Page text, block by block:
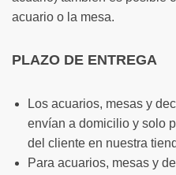
acuario o la mesa.
PLAZO DE ENTREGA
Los acuarios, mesas y
envían a domicilio y solo
del cliente en nuestra
Para acuarios, mesas y